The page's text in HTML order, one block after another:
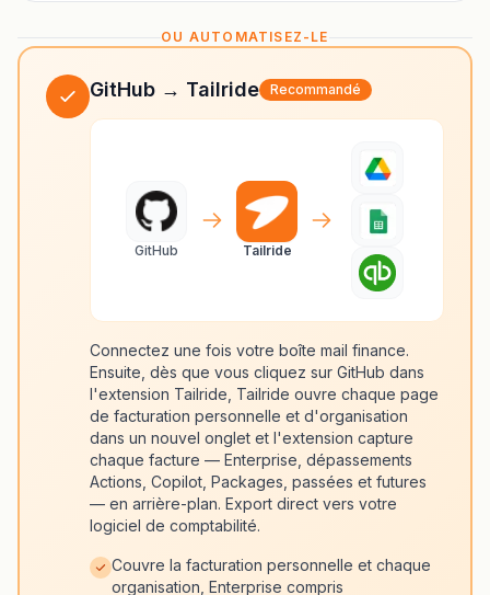
OU AUTOMATISEZ-LE
GitHub → Tailride Recommandé
GitHub Tailride
Connectez une fois votre boîte mail finance.
Ensuite, dès que vous cliquez sur GitHub dans
l'extension Tailride, Tailride ouvre chaque page
de facturation personnelle et d'organisation
dans un nouvel onglet et l'extension capture
chaque facture — Enterprise, dépassements
Actions, Copilot, Packages, passées et futures
— en arrière-plan. Export direct vers votre
logiciel de comptabilité.
Couvre la facturation personnelle et chaque
organisation, Enterprise compris